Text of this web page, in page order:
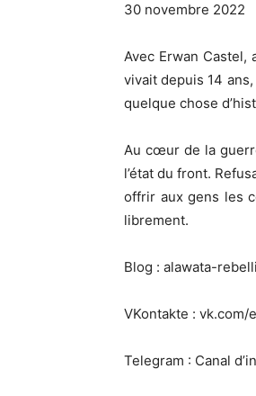
30 novembre 2022
Avec Erwan
vivait depuis 14
quelque chose
Au cœur de la
l’état du front.
offrir aux gens les
librement.
Blog : alawata-
VKontakte : vk.com/
Telegram : Canal